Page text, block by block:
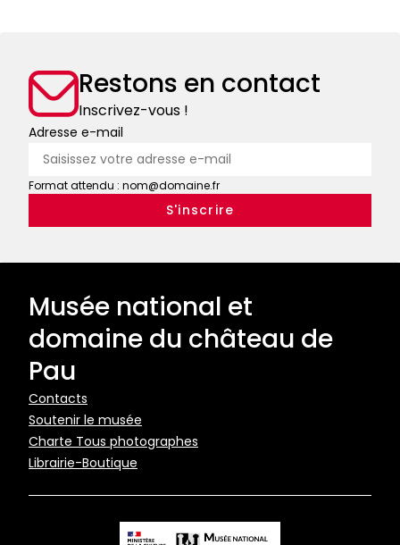
art
disparu
Restons en contact
Inscrivez-vous !
Adresse e-mail
Format attendu : nom@domaine.fr
Musée national et
domaine du château de
Pau
Pied
de
page
Contacts
Soutenir le musée
Charte Tous photographes
Librairie-Boutique